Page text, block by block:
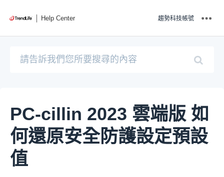
Help Center 趨勢科技帳號
PC-cillin 2023 雲端版 如
何還原安全防護設定預設
值